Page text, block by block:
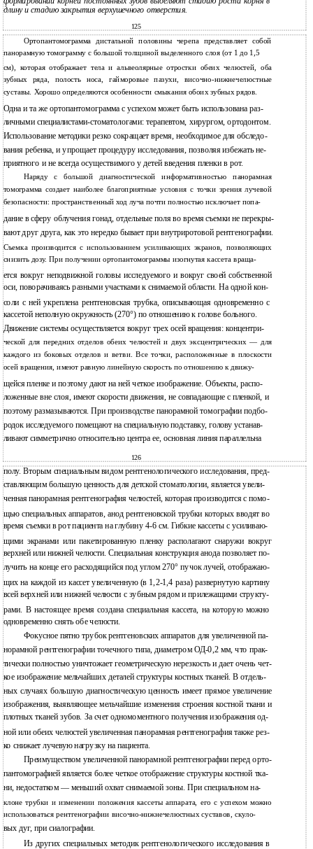
длину и стадию закрытия верхушечного отверстия.
125
Ортопантомограмма дистальной половины черепа представляет собой
панорамную томограмму с большой толщиной выделенного слоя (от 1 до 1,5
см), которая отображает тела и альвеолярные отростки обеих челюстей, оба
зубных ряда, полость носа, гайморовые пазухи, височно-нижнечелюстные
суставы. Хорошо определяются особенности смыкания обоих зубных рядов.
Одна и та же ортопантомограмма с успехом может быть использована раз-
личными специалистами-стоматологами: терапевтом, хирургом, ортодонтом.
Использование методики резко сокращает время, необходимое для обследо-
вания ребенка, и упрощает процедуру исследования, позволяя избежать не-
приятного и не всегда осуществимого у детей введения пленки в рот.
Наряду с большой диагностической информативностью панорамная
томограмма создает наиболее благоприятные условия с точки зрения лучевой
безопасности: пространственный ход луча почти полностью исключает попа-
дание в сферу облучения гонад, отдельные поля во время съемки не перекры-
вают друг друга, как это нередко бывает при внутриротовой рентгенографии.
Съемка производится с использованием усиливающих экранов, позволяющих
снизить дозу. При получении ортопантомограммы изогнутая кассета враща-
ется вокруг неподвижной головы исследуемого и вокруг своей собственной
оси, поворачиваясь разными участками к снимаемой области. На одной кон-
соли с ней укреплена рентгеновская трубка, описывающая одновременно с
кассетой неполную окружность (270°) по отношению к голове больного.
Движение системы осуществляется вокруг трех осей вращения: концентри-
ческой для передних отделов обеих челюстей и двух эксцентрических — для
каждого из боковых отделов и ветви. Все точки, расположенные в плоскости
осей вращения, имеют равную линейную скорость по отношению к движу-
щейся пленке и поэтому дают на ней четкое изображение. Объекты, распо-
ложенные вне слоя, имеют скорости движения, не совпадающие с пленкой, и
поэтому размазываются. При производстве панорамной томографии подбо-
родок исследуемого помещают на специальную подставку, голову устанав-
ливают симметрично относительно центра ее, основная линия параллельна
126
полу. Вторым специальным видом рентгенологического исследования, пред-
ставляющим большую ценность для детской стоматологии, является увели-
ченная панорамная рентгенография челюстей, которая производится с помо-
щью специальных аппаратов, анод рентгеновской трубки которых вводят во
время съемки в рот пациента на глубину 4-6 см. Гибкие кассеты с усиливаю-
щими экранами или пакетированную пленку располагают снаружи вокруг
верхней или нижней челюсти. Специальная конструкция анода позволяет по-
лучить на конце его расходящийся под углом 270° пучок лучей, отображаю-
щих на каждой из кассет увеличенную (в 1,2-1,4 раза) развернутую картину
всей верхней или нижней челюсти с зубным рядом и прилежащими структу-
рами. В настоящее время создана специальная кассета, на которую можно
одновременно снять обе челюсти.
Фокусное пятно трубок рентгеновских аппаратов для увеличенной па-
норамной рентгенографии точечного типа, диаметром ОД-0,2 мм, что прак-
тически полностью уничтожает геометрическую нерезкость и дает очень чет-
кое изображение мельчайших деталей структуры костных тканей. В отдель-
ных случаях большую диагностическую ценность имеет прямое увеличение
изображения, выявляющее мельчайшие изменения строения костной ткани и
плотных тканей зубов. За счет одномоментного получения изображения од-
ной или обеих челюстей увеличенная панорамная рентгенография также рез-
ко снижает лучевую нагрузку на пациента.
Преимуществом увеличенной панорамной рентгенографии перед орто-
пантомографией является более четкое отображение структуры костной тка-
ни, недостатком — меньший охват снимаемой зоны. При специальном на-
клоне трубки и изменении положения кассеты аппарата, его с успехом можно
использоваться рентгенографии височно-нижнечелюстных суставов, скуло-
вых дуг, при сиалографии.
Из других специальных методик рентгенологического исследования в